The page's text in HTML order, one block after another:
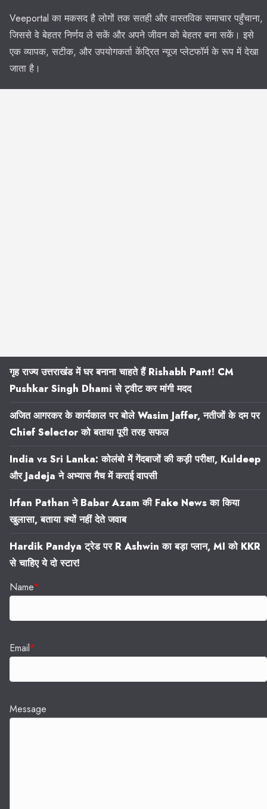
Veeportal का मकसद है लोगों तक सतही और वास्तविक समाचार पहुँचाना,
जिससे वे बेहतर निर्णय ले सकें और अपने जीवन को बेहतर बना सकें। इसे
एक व्यापक, सटीक, और उपयोगकर्ता केंद्रित न्यूज प्लेटफॉर्म के रूप में देखा
जाता है।
गृह राज्य उत्तराखंड में घर बनाना चाहते हैं Rishabh Pant! CM
Pushkar Singh Dhami से ट्वीट कर मांगी मदद
अजित आगरकर के कार्यकाल पर बोले Wasim Jaffer, नतीजों के दम पर
Chief Selector को बताया पूरी तरह सफल
India vs Sri Lanka: कोलंबो में गेंदबाजों की कड़ी परीक्षा, Kuldeep
और Jadeja ने अभ्यास मैच में कराई वापसी
Irfan Pathan ने Babar Azam की Fake News का किया
खुलासा, बताया क्यों नहीं देते जवाब
Hardik Pandya ट्रेड पर R Ashwin का बड़ा प्लान, MI को KKR
से चाहिए ये दो स्टार!
Name*
Email*
Message